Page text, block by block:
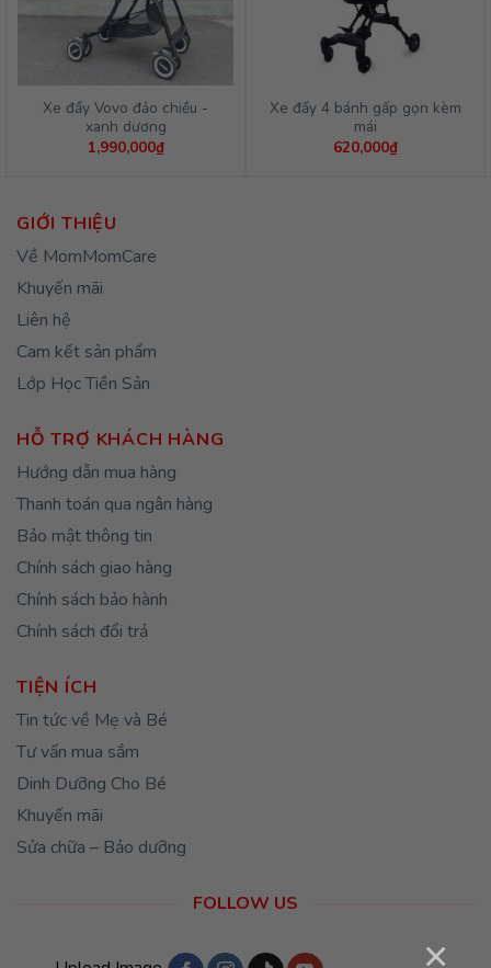
×
Xe đẩy Vovo đảo chiều -
xanh dương
1,990,000₫
Xe đẩy 4 bánh gấp gọn kèm
mái
620,000₫
GIỚI THIỆU
Về MomMomCare
Khuyến mãi
Liên hệ
Cam kết sản phẩm
Lớp Học Tiền Sản
HỖ TRỢ KHÁCH HÀNG
Hướng dẫn mua hàng
Thanh toán qua ngân hàng
Bảo mật thông tin
Chính sách giao hàng
Chính sách bảo hành
Chính sách đổi trả
TIỆN ÍCH
Tin tức về Mẹ và Bé
Tư vấn mua sắm
Dinh Dưỡng Cho Bé
Khuyến mãi
Sửa chữa – Bảo dưỡng
FOLLOW US